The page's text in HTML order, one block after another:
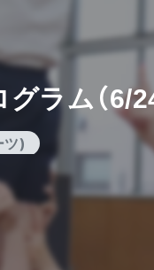
ラム（6/
ツ)